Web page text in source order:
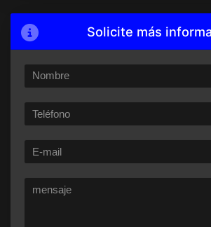
Solicite más